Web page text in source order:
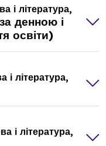
і література,
денною і
освіти)
і література,
і література,